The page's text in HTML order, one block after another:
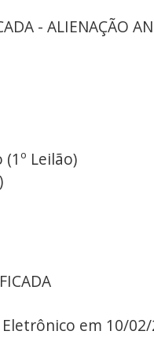
- ALIENAÇÃO
(1º Leilão)
em 10/